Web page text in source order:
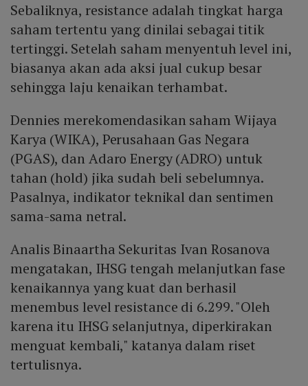
Sebaliknya, resistance adalah tingkat harga
saham tertentu yang dinilai sebagai titik
tertinggi. Setelah saham menyentuh level ini,
biasanya akan ada aksi jual cukup besar
sehingga laju kenaikan terhambat.
Dennies merekomendasikan saham Wijaya
Karya (WIKA), Perusahaan Gas Negara
(PGAS), dan Adaro Energy (ADRO) untuk
tahan (hold) jika sudah beli sebelumnya.
Pasalnya, indikator teknikal dan sentimen
sama-sama netral.
Analis Binaartha Sekuritas Ivan Rosanova
mengatakan, IHSG tengah melanjutkan fase
kenaikannya yang kuat dan berhasil
menembus level resistance di 6.299. "Oleh
karena itu IHSG selanjutnya, diperkirakan
menguat kembali," katanya dalam riset
tertulisnya.